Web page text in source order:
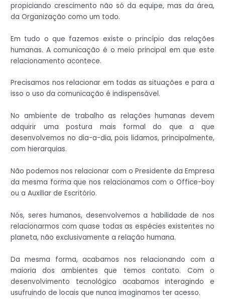
propiciando crescimento não só da equipe, mas da área,
da Organização como um todo.
Em tudo o que fazemos existe o princípio das relações
humanas. A comunicação é o meio principal em que este
relacionamento acontece.
Precisamos nos relacionar em todas as situações e para a
isso o uso da comunicação é indispensável.
No ambiente de trabalho as relações humanas devem
adquirir uma postura mais formal do que a que
desenvolvemos no dia-a-dia, pois lidamos, principalmente,
com hierarquias.
Não podemos nos relacionar com o Presidente da Empresa
da mesma forma que nos relacionamos com o Office-boy
ou a Auxiliar de Escritório.
Nós, seres humanos, desenvolvemos a habilidade de nos
relacionarmos com quase todas as espécies existentes no
planeta, não exclusivamente a relação humana.
Da mesma forma, acabamos nos relacionando com a
maioria dos ambientes que temos contato. Com o
desenvolvimento tecnológico acabamos interagindo e
usufruindo de locais que nunca imaginamos ter acesso.